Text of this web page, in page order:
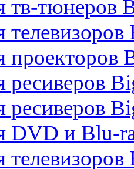
тв-тюнеров
телевизоров
проекторов
ресиверов
ресиверов
DVD и Blu-
телевизоров